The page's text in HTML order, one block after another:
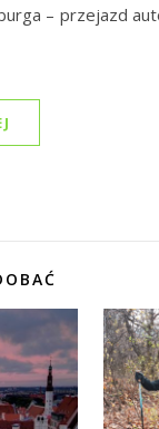
– przejazd